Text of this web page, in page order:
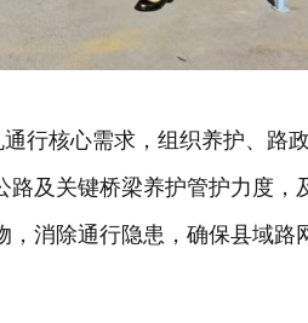
行核心需求，组织养护、路
及关键桥梁养护管护力度，
消除通行隐患，确保县域路